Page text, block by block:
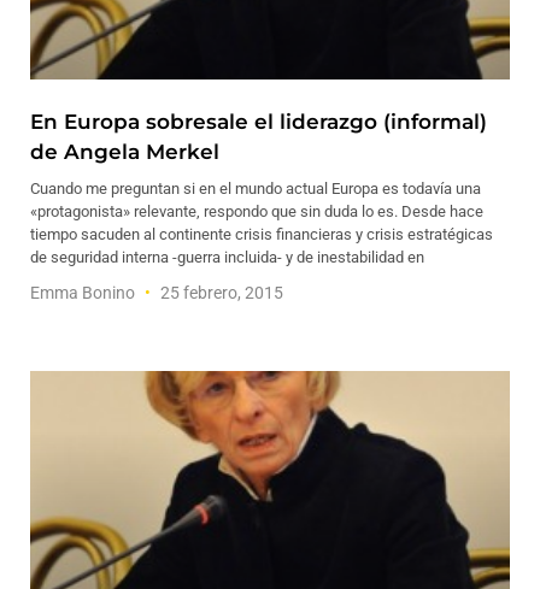
En Europa sobresale el liderazgo (informal)
de Angela Merkel
Cuando me preguntan si en el mundo actual Europa es todavía una
«protagonista» relevante, respondo que sin duda lo es. Desde hace
tiempo sacuden al continente crisis financieras y crisis estratégicas
de seguridad interna -guerra incluida- y de inestabilidad en
Emma Bonino 25 febrero, 2015